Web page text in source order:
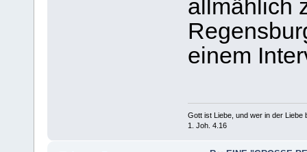
allmählich
einem
Gott ist Liebe, und wer in der Liebe
1. Joh. 4.16